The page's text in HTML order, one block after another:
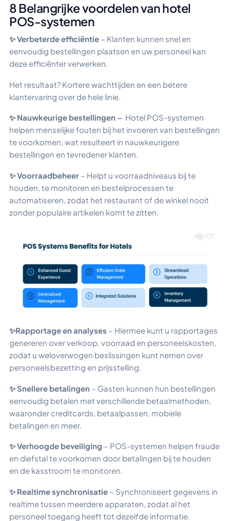
8 Belangrijke voordelen van hotel
POS-systemen
✨ Verbeterde efficiëntie – Klanten kunnen snel en
eenvoudig bestellingen plaatsen en uw personeel kan
deze efficiënter verwerken.
Het resultaat? Kortere wachttijden en een betere
klantervaring over de hele linie.
✨ Nauwkeurige bestellingen – Hotel POS-systemen
helpen menselijke fouten bij het invoeren van bestellingen
te voorkomen, wat resulteert in nauwkeurigere
bestellingen en tevredener klanten.
✨ Voorraadbeheer – Helpt u voorraadniveaus bij te
houden, te monitoren en bestelprocessen te
automatiseren, zodat het restaurant of de winkel nooit
zonder populaire artikelen komt te zitten.
✨Rapportage en analyses – Hiermee kunt u rapportages
genereren over verkoop, voorraad en personeelskosten,
zodat u weloverwogen beslissingen kunt nemen over
personeelsbezetting en prijsstelling.
✨ Snellere betalingen – Gasten kunnen hun bestellingen
eenvoudig betalen met verschillende betaalmethoden,
waaronder creditcards, betaalpassen, mobiele
betalingen en meer.
✨ Verhoogde beveiliging – POS-systemen helpen fraude
en diefstal te voorkomen door betalingen bij te houden
en de kasstroom te monitoren.
✨ Realtime synchronisatie – Synchroniseert gegevens in
realtime tussen meerdere apparaten, zodat al het
personeel toegang heeft tot dezelfde informatie.